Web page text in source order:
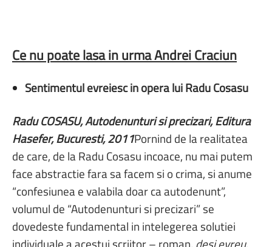
Ce nu poate lasa in urma Andrei Craciun
Sentimentul evreiesc in opera lui Radu Cosasu
Radu COSASU, Autodenunturi si precizari, Editura
Hasefer, Bucuresti, 2011Pornind de la realitatea
de care, de la Radu Cosasu incoace, nu mai putem
face abstractie fara sa facem si o crima, si anume
“confesiunea e valabila doar ca autodenunt”,
volumul de “Autodenunturi si precizari” se
dovedeste fundamental in intelegerea solutiei